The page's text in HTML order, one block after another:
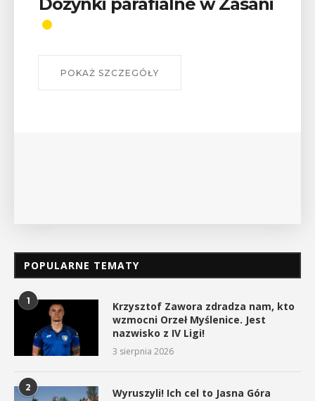
Wykład „Jak zdobyć
odznaki na myślenickich
W środę 12 sierpnia o godz. 17 w Miejskiej
POPULARNE TEMATY
1
Krzysztof Zawora zdradza nam, kto
wzmocni Orzeł Myślenice. Jest
nazwisko z IV Ligi!
3 sierpnia 2026
2 Wyruszyli! Ich cel to Jasna Góra